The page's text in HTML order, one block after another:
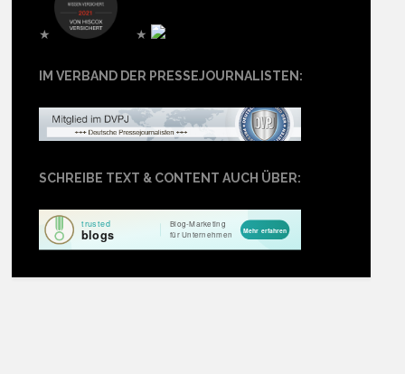
★ ★
IM VERBAND DER PRESSEJOURNALISTEN:
SCHREIBE TEXT & CONTENT AUCH ÜBER: